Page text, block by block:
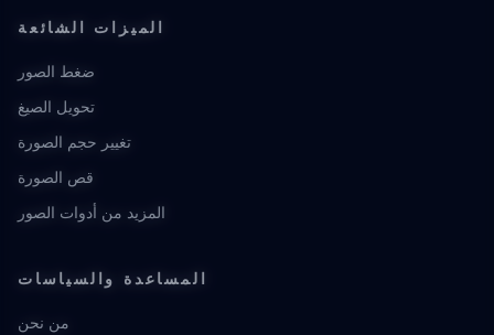
الميزات الشائعة
ضغط الصور
تحويل الصيغ
تغيير حجم الصورة
قص الصورة
المزيد من أدوات الصور
المساعدة والسياسات
من نحن